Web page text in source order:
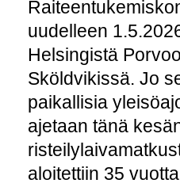
uudelleen
Helsingistä
Sköldvikissä. Jo
paikallisia
ajetaan tänä
aloitettiin 35